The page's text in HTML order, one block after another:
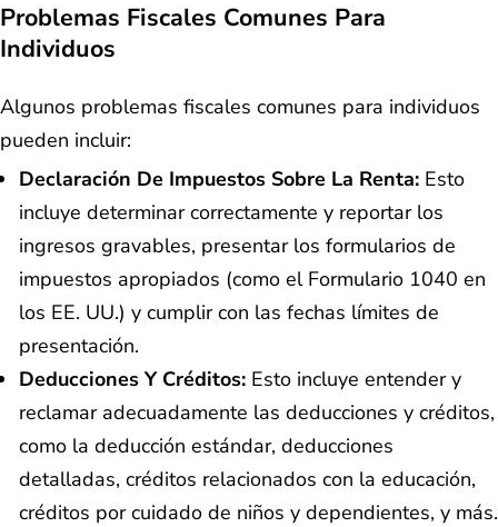
Problemas Fiscales Comunes Para
Individuos
Algunos problemas fiscales comunes para individuos
pueden incluir:
Declaración De Impuestos Sobre La Renta: Esto
incluye determinar correctamente y reportar los
ingresos gravables, presentar los formularios de
impuestos apropiados (como el Formulario 1040 en
los EE. UU.) y cumplir con las fechas límites de
presentación.
Deducciones Y Créditos: Esto incluye entender y
reclamar adecuadamente las deducciones y créditos,
como la deducción estándar, deducciones
detalladas, créditos relacionados con la educación,
créditos por cuidado de niños y dependientes, y más.